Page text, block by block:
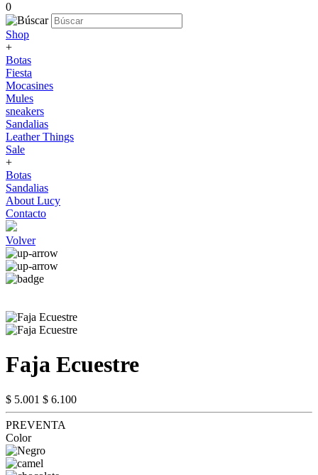
0
Shop
+
Botas
Fiesta
Mocasines
Mules
sneakers
Sandalias
Leather Things
Sale
+
Botas
Sandalias
About Lucy
Contacto
Volver
Faja Ecuestre
$ 5.001 $ 6.100
PREVENTA
Color